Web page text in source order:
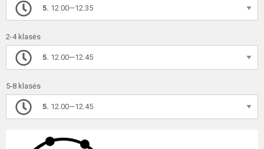
5. 12.00—12.35
2-4 klasės
5. 12.00—12.45
5-8 klasės
5. 12.00—12.45